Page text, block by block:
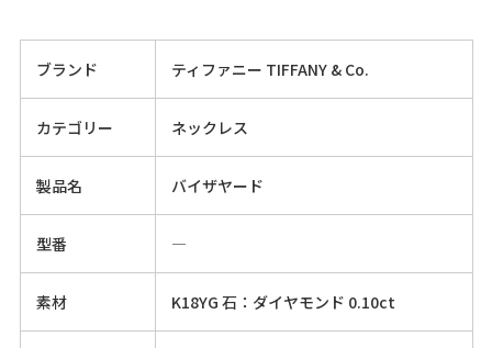
ブランド ティファニー TIFFANY & Co.
カテゴリー ネックレス
製品名 バイザヤード
型番 ―
素材 K18YG 石：ダイヤモンド 0.10ct